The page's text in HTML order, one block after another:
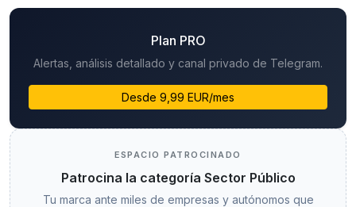
Plan PRO
Alertas, análisis detallado y canal privado de Telegram.
Desde 9,99 EUR/mes
ESPACIO PATROCINADO
Patrocina la categoría Sector Público
Tu marca ante miles de empresas y autónomos que